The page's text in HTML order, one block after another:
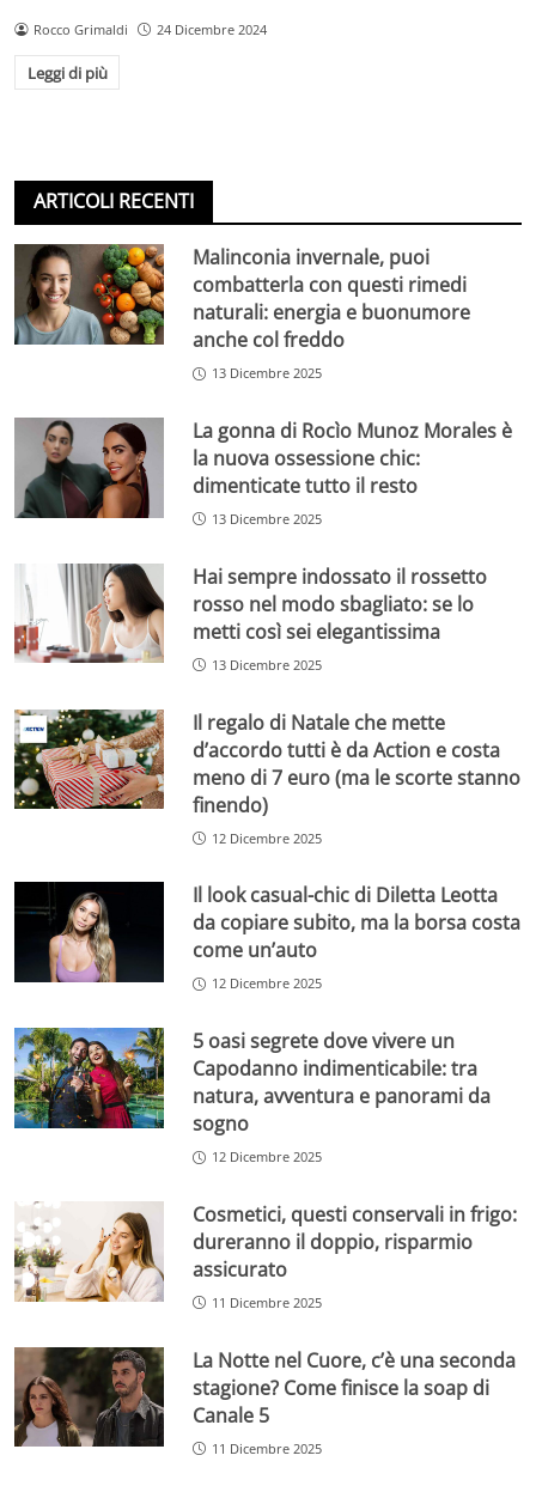
Rocco Grimaldi 24 Dicembre 2024
Leggi di più
ARTICOLI RECENTI
Malinconia invernale, puoi
combatterla con questi rimedi
naturali: energia e buonumore
anche col freddo
13 Dicembre 2025
La gonna di Rocìo Munoz Morales è
la nuova ossessione chic:
dimenticate tutto il resto
13 Dicembre 2025
Hai sempre indossato il rossetto
rosso nel modo sbagliato: se lo
metti così sei elegantissima
13 Dicembre 2025
Il regalo di Natale che mette
d’accordo tutti è da Action e costa
meno di 7 euro (ma le scorte stanno
finendo)
12 Dicembre 2025
Il look casual-chic di Diletta Leotta
da copiare subito, ma la borsa costa
come un’auto
12 Dicembre 2025
5 oasi segrete dove vivere un
Capodanno indimenticabile: tra
natura, avventura e panorami da
sogno
12 Dicembre 2025
Cosmetici, questi conservali in frigo:
dureranno il doppio, risparmio
assicurato
11 Dicembre 2025
La Notte nel Cuore, c’è una seconda
stagione? Come finisce la soap di
Canale 5
11 Dicembre 2025